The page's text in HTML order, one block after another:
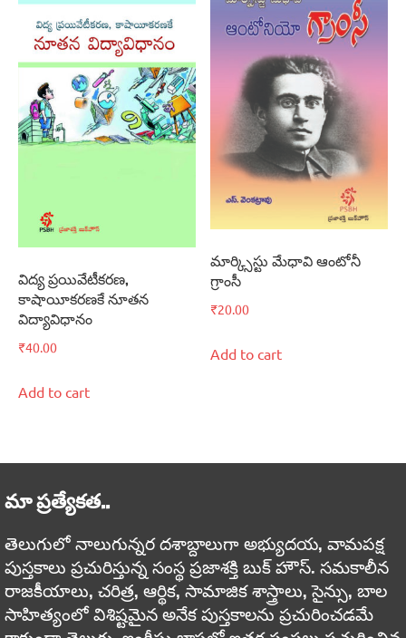
విద్య ప్రయివేటీకరణ,
కాషాయీకరణకే నూతన
విద్యావిధానం
₹40.00
Add to cart
మార్క్సిస్టు మేధావి ఆంటోనీ
గ్రాంసీ
₹20.00
Add to cart
మా ప్రత్యేకత..
తెలుగులో నాలుగున్నర దశాబ్దాలుగా అభ్యుదయ, వామపక్ష
పుస్తకాలు ప్రచురిస్తున్న సంస్థ ప్రజాశక్తి బుక్ హౌస్. సమకాలీన
రాజకీయాలు, చరిత్ర, ఆర్థిక, సామాజిక శాస్త్రాలు, సైన్సు, బాల
సాహిత్యంలో విశిష్టమైన అనేక పుస్తకాలను ప్రచురించడమే